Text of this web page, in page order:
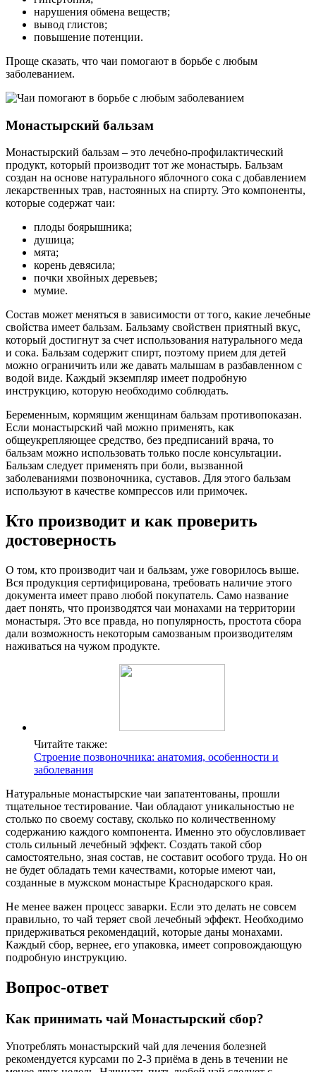
нарушения обмена веществ;
вывод глистов;
повышение потенции.
Проще сказать, что чаи помогают в борьбе с любым
заболеванием.
Монастырский бальзам
Монастырский бальзам – это лечебно-профилактический
продукт, который производит тот же монастырь. Бальзам
создан на основе натурального яблочного сока с добавлением
лекарственных трав, настоянных на спирту. Это компоненты,
которые содержат чаи:
плоды боярышника;
душица;
мята;
корень девясила;
почки хвойных деревьев;
мумие.
Состав может меняться в зависимости от того, какие лечебные
свойства имеет бальзам. Бальзаму свойствен приятный вкус,
который достигнут за счет использования натурального меда
и сока. Бальзам содержит спирт, поэтому прием для детей
можно ограничить или же давать малышам в разбавленном с
водой виде. Каждый экземпляр имеет подробную
инструкцию, которую необходимо соблюдать.
Беременным, кормящим женщинам бальзам противопоказан.
Если монастырский чай можно применять, как
общеукрепляющее средство, без предписаний врача, то
бальзам можно использовать только после консультации.
Бальзам следует применять при боли, вызванной
заболеваниями позвоночника, суставов. Для этого бальзам
используют в качестве компрессов или примочек.
Кто производит и как проверить
достоверность
О том, кто производит чаи и бальзам, уже говорилось выше.
Вся продукция сертифицирована, требовать наличие этого
документа имеет право любой покупатель. Само название
дает понять, что производятся чаи монахами на территории
монастыря. Это все правда, но популярность, простота сбора
дали возможность некоторым самозваным производителям
наживаться на чужом продукте.
Читайте также:
Строение позвоночника: анатомия, особенности и
заболевания
Натуральные монастырские чаи запатентованы, прошли
тщательное тестирование. Чаи обладают уникальностью не
столько по своему составу, сколько по количественному
содержанию каждого компонента. Именно это обусловливает
столь сильный лечебный эффект. Создать такой сбор
самостоятельно, зная состав, не составит особого труда. Но он
не будет обладать теми качествами, которые имеют чаи,
созданные в мужском монастыре Краснодарского края.
Не менее важен процесс заварки. Если это делать не совсем
правильно, то чай теряет свой лечебный эффект. Необходимо
придерживаться рекомендаций, которые даны монахами.
Каждый сбор, вернее, его упаковка, имеет сопровождающую
подробную инструкцию.
Вопрос-ответ
Как принимать чай Монастырский сбор?
Употреблять монастырский чай для лечения болезней
рекомендуется курсами по 2-3 приёма в день в течении не